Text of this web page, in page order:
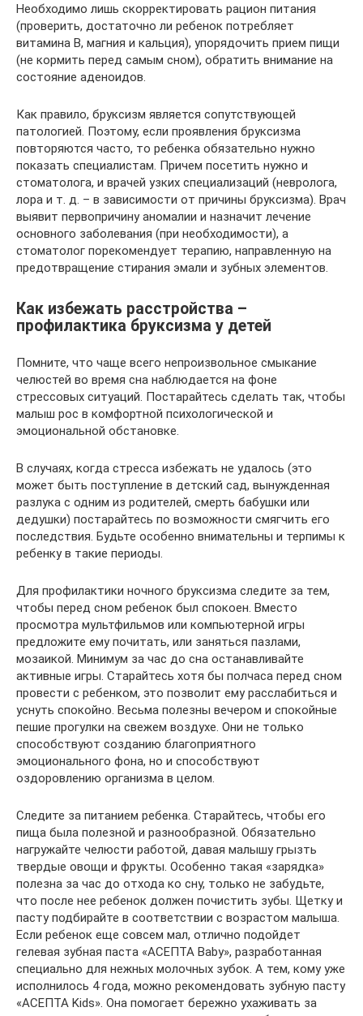
Необходимо лишь скорректировать рацион питания
(проверить, достаточно ли ребенок потребляет
витамина В, магния и кальция), упорядочить прием пищи
(не кормить перед самым сном), обратить внимание на
состояние аденоидов.
Как правило, бруксизм является сопутствующей
патологией. Поэтому, если проявления бруксизма
повторяются часто, то ребенка обязательно нужно
показать специалистам. Причем посетить нужно и
стоматолога, и врачей узких специализаций (невролога,
лора и т. д. – в зависимости от причины бруксизма). Врач
выявит первопричину аномалии и назначит лечение
основного заболевания (при необходимости), а
стоматолог порекомендует терапию, направленную на
предотвращение стирания эмали и зубных элементов.
Как избежать расстройства –
профилактика бруксизма у детей
Помните, что чаще всего непроизвольное смыкание
челюстей во время сна наблюдается на фоне
стрессовых ситуаций. Постарайтесь сделать так, чтобы
малыш рос в комфортной психологической и
эмоциональной обстановке.
В случаях, когда стресса избежать не удалось (это
может быть поступление в детский сад, вынужденная
разлука с одним из родителей, смерть бабушки или
дедушки) постарайтесь по возможности смягчить его
последствия. Будьте особенно внимательны и терпимы к
ребенку в такие периоды.
Для профилактики ночного бруксизма следите за тем,
чтобы перед сном ребенок был спокоен. Вместо
просмотра мультфильмов или компьютерной игры
предложите ему почитать, или заняться пазлами,
мозаикой. Минимум за час до сна останавливайте
активные игры. Старайтесь хотя бы полчаса перед сном
провести с ребенком, это позволит ему расслабиться и
уснуть спокойно. Весьма полезны вечером и спокойные
пешие прогулки на свежем воздухе. Они не только
способствуют созданию благоприятного
эмоционального фона, но и способствуют
оздоровлению организма в целом.
Следите за питанием ребенка. Старайтесь, чтобы его
пища была полезной и разнообразной. Обязательно
нагружайте челюсти работой, давая малышу грызть
твердые овощи и фрукты. Особенно такая «зарядка»
полезна за час до отхода ко сну, только не забудьте,
что после нее ребенок должен почистить зубы. Щетку и
пасту подбирайте в соответствии с возрастом малыша.
Если ребенок еще совсем мал, отлично подойдет
гелевая зубная паста «АСЕПТА Baby», разработанная
специально для нежных молочных зубок. А тем, кому уже
исполнилось 4 года, можно рекомендовать зубную пасту
«АСЕПТА Kids». Она помогает бережно ухаживать за